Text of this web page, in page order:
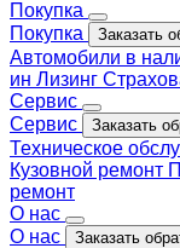
Покупка
Покупка
Заказать
Автомобили в
ин Лизинг
Сервис
Сервис
Заказать
Техническое
Кузовной ремонт
ремонт
О нас
О нас
Заказать